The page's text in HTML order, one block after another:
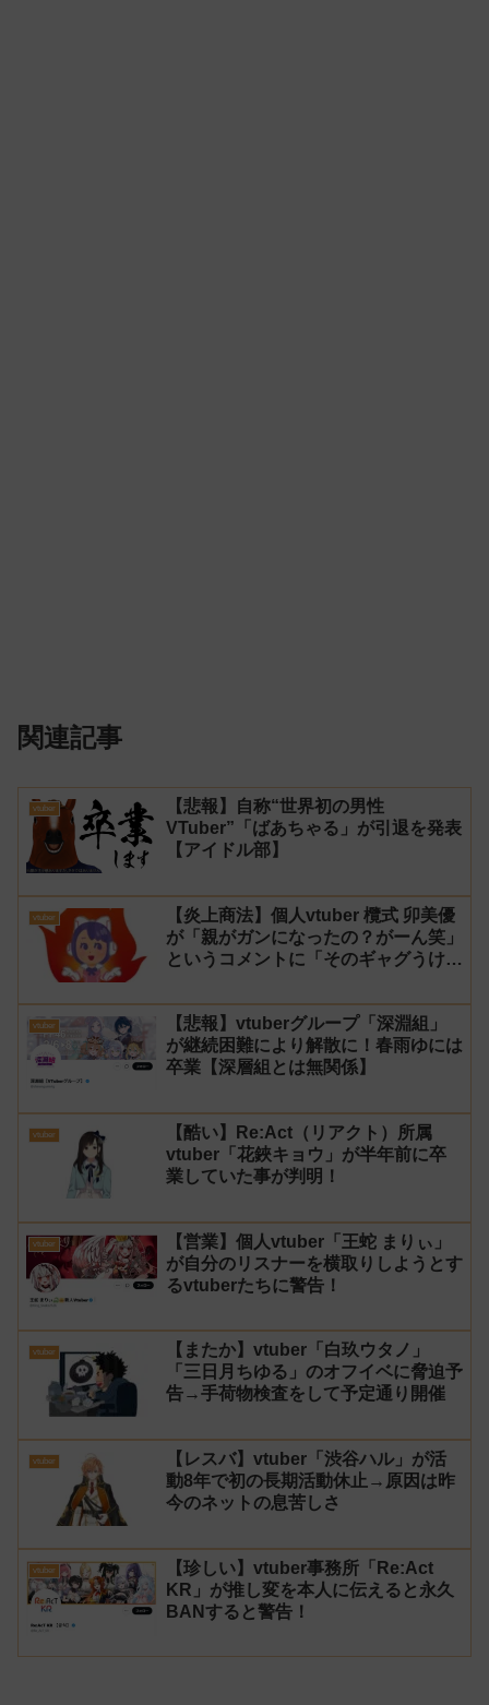
関連記事
vtuber
【悲報】自称“世界初の男性
VTuber”「ばあちゃる」が引退を発表
【アイドル部】
vtuber
【炎上商法】個人vtuber 欖式 卯美優
が「親がガンになったの？がーん笑」
というコメントに「そのギャグうけ
はオススメしないと投稿し叩かれる
vtuber
【悲報】vtuberグループ「深淵組」
が継続困難により解散に！春雨ゆには
卒業【深層組とは無関係】
vtuber
【酷い】Re:Act（リアクト）所属
vtuber「花鋏キョウ」が半年前に卒
業していた事が判明！
vtuber
【営業】個人vtuber「王蛇 まりぃ」
が自分のリスナーを横取りしようとす
るvtuberたちに警告！
vtuber
【またか】vtuber「白玖ウタノ」
「三日月ちゆる」のオフイベに脅迫予
告→手荷物検査をして予定通り開催
vtuber
【レスバ】vtuber「渋谷ハル」が活
動8年で初の長期活動休止→原因は昨
今のネットの息苦しさ
vtuber
【珍しい】vtuber事務所「Re:Act
KR」が推し変を本人に伝えると永久
BANすると警告！